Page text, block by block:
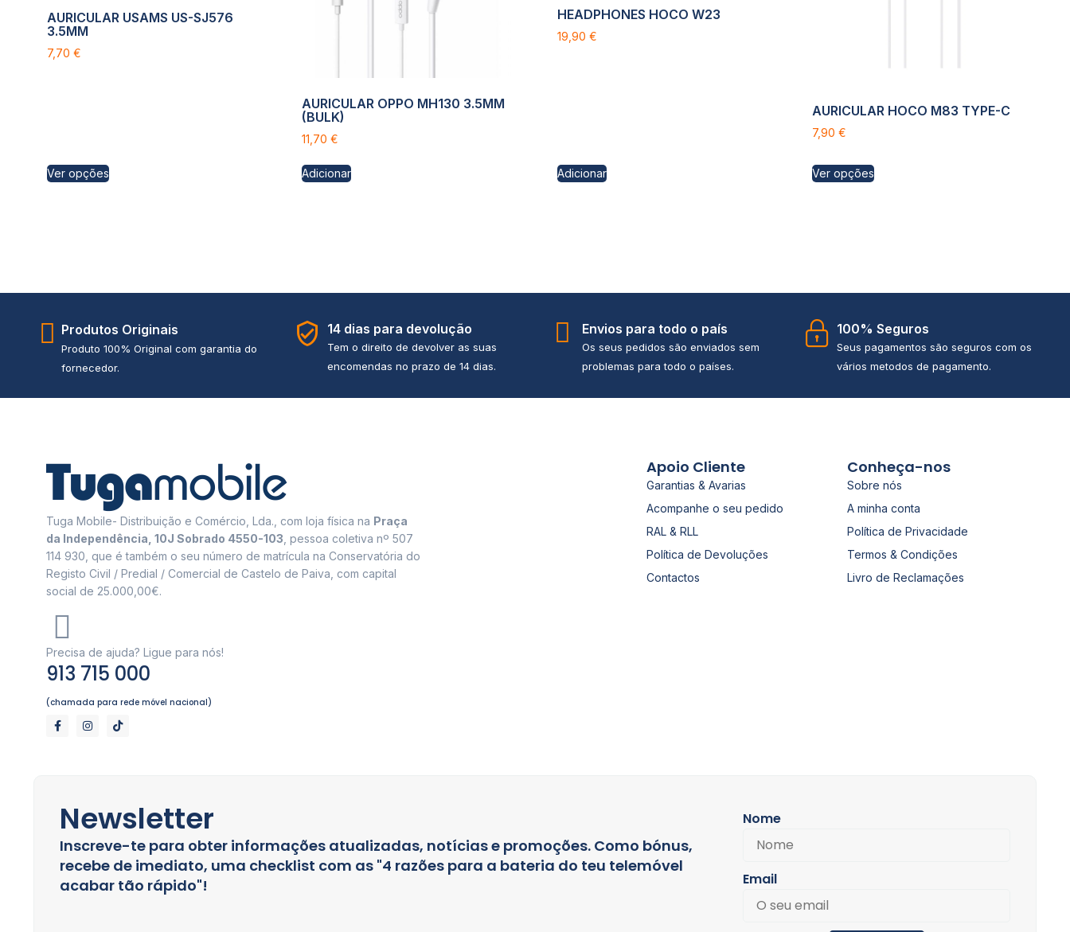
AURICULAR USAMS US-SJ576
3.5MM
7,70 €
Ver opções
AURICULAR OPPO MH130 3.5MM
(BULK)
11,70€
Adicionar
HEADPHONES HOCO W23
19,90 €
Adicionar
AURICULAR HOCO M83 TYPE-C
7,90 €
Ver opções
Produtos Originais
Produto 100% Original com garantia do
fornecedor.
14 dias para devolução
Tem o direito de devolver as suas
encomendas no prazo de 14 dias.
Envios para todo o país
Os seus pedidos são enviados sem
problemas para todo o países.
100% Seguros
Seus pagamentos são seguros com os
vários metodos de pagamento.
Tuga Mobile- Distribuição e Comércio, Lda., com loja física na Praça
da Independência, 10J Sobrado 4550-103 , pessoa coletiva nº 507
114 930, que é também o seu número de matrícula na Conservatória do
Registo Civil / Predial / Comercial de Castelo de Paiva, com capital
social de 25.000,00€.
Precisa de ajuda? Ligue para nós!
913 715 000
(chamada para rede móvel nacional)
Apoio Cliente
Garantias & Avarias
Acompanhe o seu pedido
RAL & RLL
Política de Devoluções
Contactos
Conheça-nos
Sobre nós
A minha conta
Política de Privacidade
Termos & Condições
Livro de Reclamações
Newsletter
Inscreve-te para obter informações atualizadas, notícias e promoções. Como bónus,
recebe de imediato, uma checklist com as "4 razões para a bateria do teu telemóvel
acabar tão rápido"!
Nome
Email